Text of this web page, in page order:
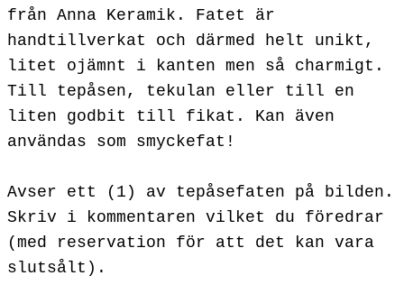
från Anna Keramik. Fatet är
handtillverkat och därmed helt unikt,
litet ojämnt i kanten men så charmigt.
Till tepåsen, tekulan eller till en
liten godbit till fikat. Kan även
användas som smyckefat!
Avser ett (1) av tepåsefaten på bilden.
Skriv i kommentaren vilket du föredrar
(med reservation för att det kan vara
slutsålt).